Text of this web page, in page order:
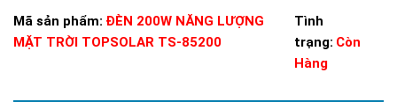
Mã sản phẩm: ĐÈN 200W NĂNG LƯỢNG
MẶT TRỜI TOPSOLAR TS-85200
Tình
trạng: Còn
Hàng